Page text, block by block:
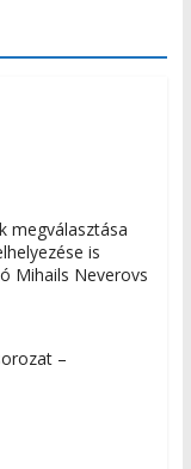
megválasztása
is
Mihails Neverovs
–